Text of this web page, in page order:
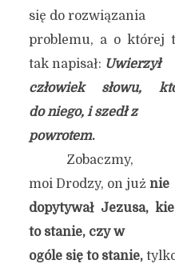
się do rozwiązania
problemu, a o której
tak napisał: Uwierzył
człowiek słowu,
do niego, i szedł z
powrotem.
Zobaczmy,
moi Drodzy, on już nie
dopytywał Jezusa,
to stanie, czy w
ogóle się to stanie,